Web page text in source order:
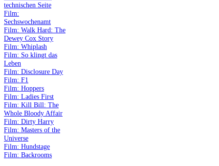
technischen Seite
Film:
Sechswochenamt
Film: Walk Hard: The
Dewey Cox Story
Film: Whiplash
Film: So klingt das
Leben
Film: Disclosure Day
Film: F1
Film: Hoppers
Film: Ladies First
Film: Kill Bill: The
Whole Bloody Affair
Film: Dirty Harry
Film: Masters of the
Universe
Film: Hundstage
Film: Backrooms